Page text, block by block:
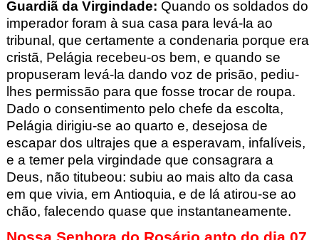
Guardiã da Virgindade: Quando os soldados do
imperador foram à sua casa para levá-la ao
tribunal, que certamente a condenaria porque era
cristã, Pelágia recebeu-os bem, e quando se
propuseram levá-la dando voz de prisão, pediu-
lhes permissão para que fosse trocar de roupa.
Dado o consentimento pelo chefe da escolta,
Pelágia dirigiu-se ao quarto e, desejosa de
escapar dos ultrajes que a esperavam, infalíveis,
e a temer pela virgindade que consagrara a
Deus, não titubeou: subiu ao mais alto da casa
em que vivia, em Antioquia, e de lá atirou-se ao
chão, falecendo quase que instantaneamente.